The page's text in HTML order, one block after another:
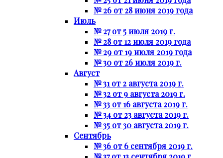
№ 26 от 28 июня 2019 года
Июль
№ 27 от 5 июля 2019 г.
№ 28 от 12 июля 2019 года
№ 29 от 19 июля 2019 года
№ 30 от 26 июля 2019 г.
Август
№ 31 от 2 августа 2019 г.
№ 32 от 9 августа 2019 г.
№ 33 от 16 августа 2019 г.
№ 34 от 23 августа 2019 г.
№ 35 от 30 августа 2019 г.
Сентябрь
№ 36 от 6 сентября 2019 г.